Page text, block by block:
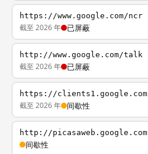
https://www.google.com/ncr
截至 2026 年 已屏蔽
http://www.google.com/talk
截至 2026 年 已屏蔽
https://clients1.google.com
截至 2026 年 间歇性
http://picasaweb.google.com
间歇性